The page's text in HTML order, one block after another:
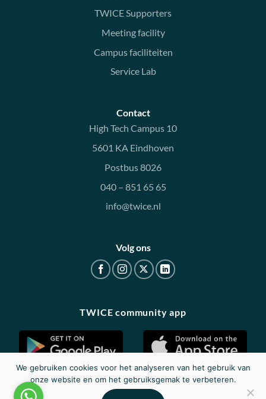
TWICE Supporters
Meeting facility
Campus faciliteiten
Service Lab
Contact
High Tech Campus 10
5601 KA Eindhoven
Postbus 8026
040 – 851 65 65
info@twice.nl
Volg ons
TWICE community app
We gebruiken cookies voor het analyseren van het gebruik van
onze website en om het gebruiksgemak te verbeteren.